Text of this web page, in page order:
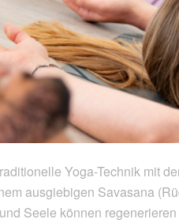
Yoga-Technik mit
ausgiebigen Savasana
Seele können